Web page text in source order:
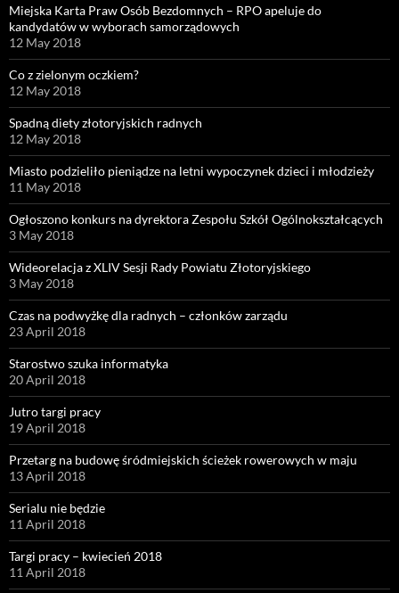
Miejska Karta Praw Osób Bezdomnych – RPO apeluje do
kandydatów w wyborach samorządowych
12 May 2018
Co z zielonym oczkiem?
12 May 2018
Spadną diety złotoryjskich radnych
12 May 2018
Miasto podzieliło pieniądze na letni wypoczynek dzieci i młodzieży
11 May 2018
Ogłoszono konkurs na dyrektora Zespołu Szkół Ogólnokształcących
3 May 2018
Wideorelacja z XLIV Sesji Rady Powiatu Złotoryjskiego
3 May 2018
Czas na podwyżkę dla radnych – członków zarządu
23 April 2018
Starostwo szuka informatyka
20 April 2018
Jutro targi pracy
19 April 2018
Przetarg na budowę śródmiejskich ścieżek rowerowych w maju
13 April 2018
Serialu nie będzie
11 April 2018
Targi pracy – kwiecień 2018
11 April 2018